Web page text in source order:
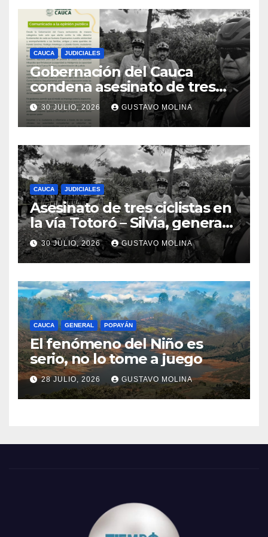
CAUCA JUDICIALES
Gobernación del Cauca
condena asesinato de tres
ciudadanos y exige medidas
urgentes al Gobierno
Nacional
30 JULIO, 2026 GUSTAVO MOLINA
CAUCA JUDICIALES
Asesinato de tres ciclistas en
la vía Totoró – Silvia, genera
consternación en el Cauca
30 JULIO, 2026 GUSTAVO MOLINA
CAUCA GENERAL POPAYÁN
El fenómeno del Niño es
serio, no lo tome a juego
28 JULIO, 2026 GUSTAVO MOLINA